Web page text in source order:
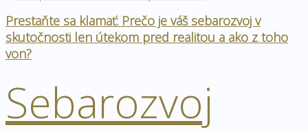
Prestaňte sa klamať: Prečo je váš sebarozvoj v
skutočnosti len útekom pred realitou a ako z toho
von?
Sebarozvoj